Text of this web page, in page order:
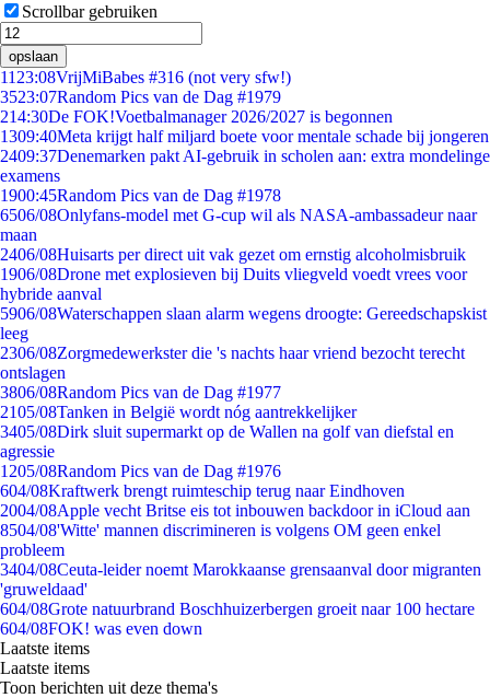
Scrollbar gebruiken
opslaan
11 23:08VrijMiBabes #316 (not very sfw!)
3523:07Random Pics van de Dag #1979
214:30De FOK!Voetbalmanager 2026/2027 is begonnen
1309:40Meta krijgt half miljard boete voor mentale schade bij jongeren
2409:37Denemarken pakt AI-gebruik in scholen aan: extra mondelinge
examens
1900:45Random Pics van de Dag #1978
6506/08Onlyfans-model met G-cup wil als NASA-ambassadeur naar
maan
2406/08Huisarts per direct uit vak gezet om ernstig alcoholmisbruik
1906/08Drone met explosieven bij Duits vliegveld voedt vrees voor
hybride aanval
5906/08Waterschappen slaan alarm wegens droogte: Gereedschapskist
leeg
2306/08Zorgmedewerkster die 's nachts haar vriend bezocht terecht
ontslagen
3806/08Random Pics van de Dag #1977
2105/08Tanken in België wordt nóg aantrekkelijker
3405/08Dirk sluit supermarkt op de Wallen na golf van diefstal en
agressie
1205/08Random Pics van de Dag #1976
604/08Kraftwerk brengt ruimteschip terug naar Eindhoven
2004/08Apple vecht Britse eis tot inbouwen backdoor in iCloud aan
8504/08'Witte' mannen discrimineren is volgens OM geen enkel
probleem
3404/08Ceuta-leider noemt Marokkaanse grensaanval door migranten
'gruweldaad'
604/08Grote natuurbrand Boschhuizerbergen groeit naar 100 hectare
604/08FOK! was even down
Laatste items
Laatste items
Toon berichten uit deze thema's